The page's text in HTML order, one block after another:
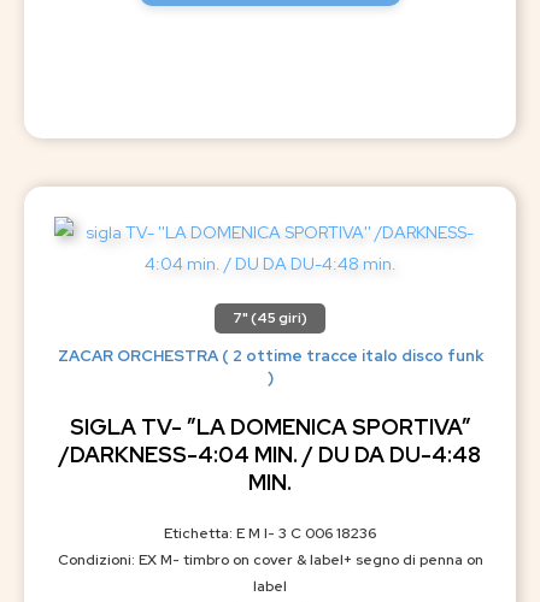
7" (45 giri)
ZACAR ORCHESTRA ( 2 ottime tracce italo disco funk
)
SIGLA TV- ”LA DOMENICA SPORTIVA”
/DARKNESS-4:04 MIN. / DU DA DU-4:48
MIN.
Etichetta: E M I- 3 C 006 18236
Condizioni: EX M- timbro on cover & label+ segno di penna on
label